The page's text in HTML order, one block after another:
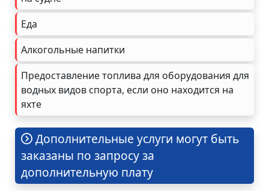
Еда
Алкогольные напитки
Предоставление топлива для оборудования для
водных видов спорта, если оно находится на
яхте
Дополнительные услуги могут быть
заказаны по запросу за
дополнительную плату